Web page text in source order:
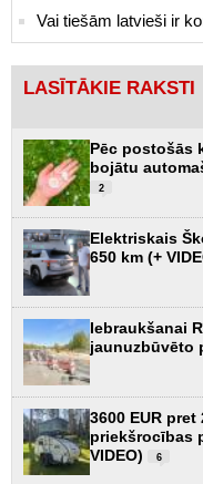
Vai tiešām latvieši ir
LASĪTĀKIE RAKSTI
Pēc postošās
bojātu
2
Elektriskais
650 km (+
Iebraukšanai
jaunuzbūvēto
3600 EUR
priekšrocības
VIDEO)
6